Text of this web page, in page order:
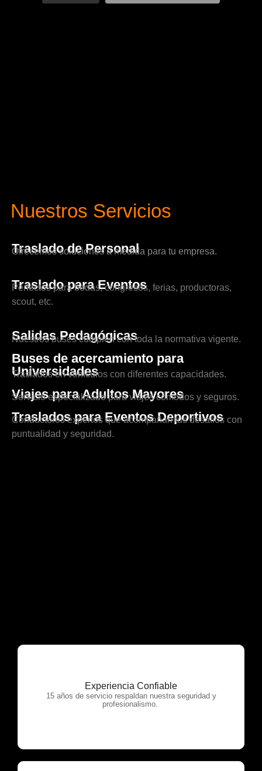
Nuestros Servicios
Traslado de Personal
Ofrecemos soluciones a medida para tu empresa.
Traslado para Eventos
Perfectos para bodas, congresos, ferias, productoras,
scout, etc.
Salidas Pedagógicas
Nuestros buses cumplen con toda la normativa vigente.
Buses de acercamiento para
Universidades
Traslados en vehículos con diferentes capacidades.
Viajes para Adultos Mayores
Servicio especializado para viajes cómodos y seguros.
Traslados para Eventos Deportivos
Conductores expertos que acompañan tus desafíos con
puntualidad y seguridad.
Experiencia Confiable
15 años de servicio respaldan nuestra seguridad y
profesionalismo.
OTP Servicios